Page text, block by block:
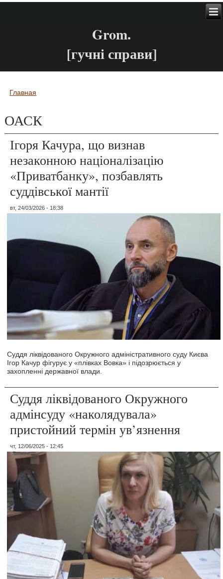
Grom.
[гучні справи]
Вы здесь
Главная
ОАСК
Ігоря Качура, що визнав
незаконною націоналізацію
«Приватбанку», позбавлять
суддівської мантії
вт, 24/03/2026 - 18:38
Суддя ліквідованого Окружного адміністративного суду Києва
Ігор Качур фігурує у «плівках Вовка» і підозрюється у
захопленні державної влади.
Суддя ліквідованого Окружного
адмінсуду «наколядувала»
пристойний термін ув’язнення
чт, 12/06/2025 - 12:45